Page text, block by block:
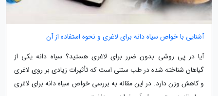
آشنایی با خواص سیاه دانه برای لاغری و نحوه استفاده از آن
آیا در پی روشی بدون ضرر برای لاغری هستید؟ سیاه دانه یکی از
گیاهان شناخته شده در طب سنتی است که تأثیرات زیادی بر روی لاغری
و کاهش وزن دارد. در این مقاله به بررسی خواص سیاه دانه برای لاغری